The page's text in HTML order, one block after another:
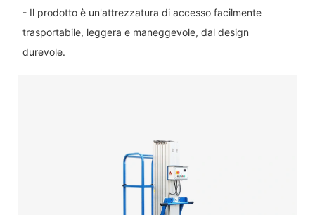
- Il prodotto è un'attrezzatura di accesso facilmente
trasportabile, leggera e maneggevole, dal design
durevole.